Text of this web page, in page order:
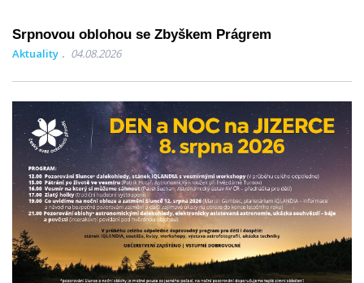
Srpnovou oblohou se Zbyškem Prágrem
Aktuality 04.08.2026